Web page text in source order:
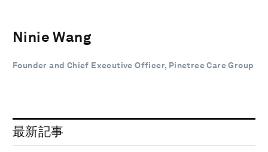
Ninie Wang
Founder and Chief Executive Officer, Pinetree Care Group
最新記事